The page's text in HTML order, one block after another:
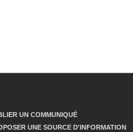
UN COMMUNIQUÉ
UNE SOURCE D'INFORMATION